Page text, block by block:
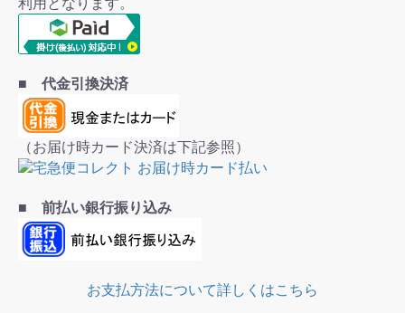
■ 代金引換決済
（お届け時カード決済は下記参照）
■ 前払い銀行振り込み
お支払方法について詳しくはこちら